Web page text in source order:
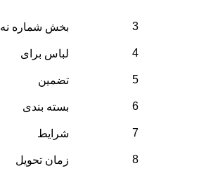
3
بخش شماره نه
4 لباس برای
5 تضمین
6 بسته بندی
7 شرایط
8 زمان تحویل